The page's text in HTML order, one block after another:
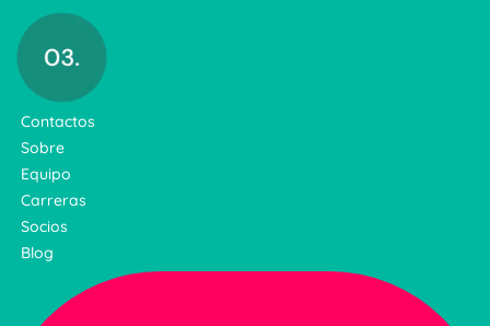
Contactos
Sobre
Equipo
Carreras
Socios
Blog